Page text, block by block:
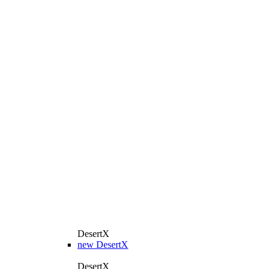
DesertX
new DesertX
DesertX